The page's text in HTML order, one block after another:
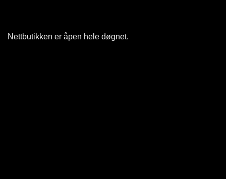
Nettbutikken er åpen hele døgnet.